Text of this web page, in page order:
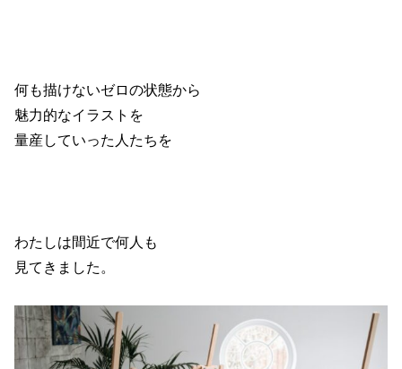
何も描けないゼロの状態から
魅力的なイラストを
量産していった人たちを
わたしは間近で何人も
見てきました。